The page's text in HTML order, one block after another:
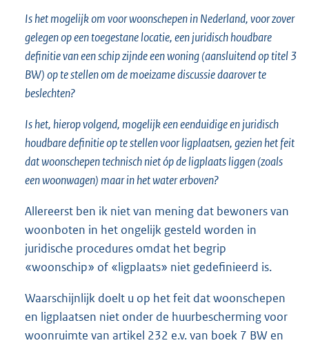
Is het mogelijk om voor woonschepen in Nederland, voor zover
gelegen op een toegestane locatie, een juridisch houdbare
definitie van een schip zijnde een woning (aansluitend op titel 3
BW) op te stellen om de moeizame discussie daarover te
beslechten?
Is het, hierop volgend, mogelijk een eenduidige en juridisch
houdbare definitie op te stellen voor ligplaatsen, gezien het feit
dat woonschepen technisch niet óp de ligplaats liggen (zoals
een woonwagen) maar in het water erboven?
Allereerst ben ik niet van mening dat bewoners van
woonboten in het ongelijk gesteld worden in
juridische procedures omdat het begrip
«woonschip» of «ligplaats» niet gedefinieerd is.
Waarschijnlijk doelt u op het feit dat woonschepen
en ligplaatsen niet onder de huurbescherming voor
woonruimte van artikel 232 e.v. van boek 7 BW en